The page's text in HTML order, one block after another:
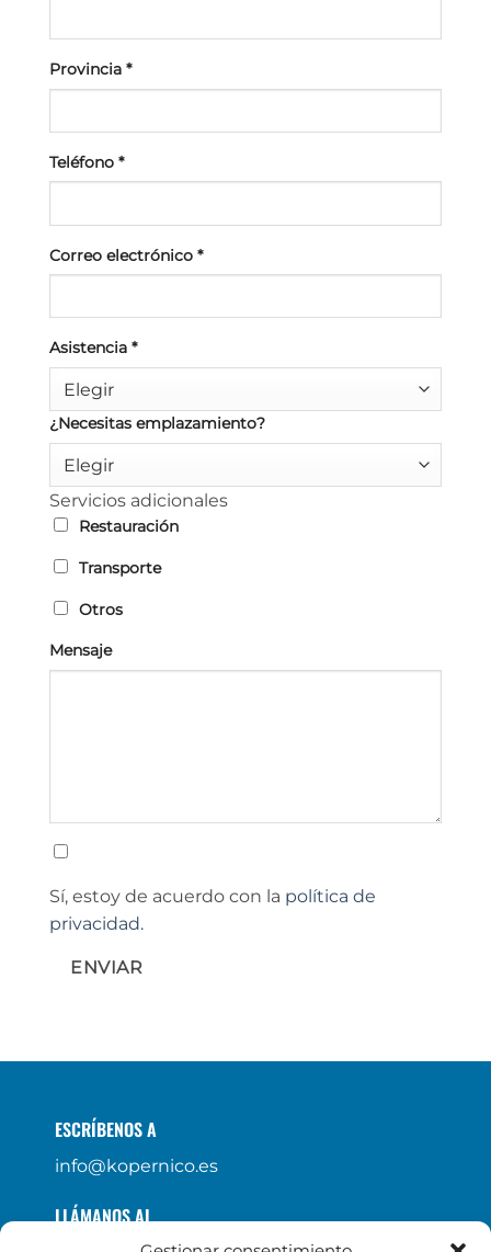
Provincia *
Teléfono *
Correo electrónico *
Asistencia *
Elegir
¿Necesitas emplazamiento?
Elegir
Servicios adicionales
Restauración
Transporte
Otros
Mensaje
Sí, estoy de acuerdo con la política de
privacidad.
ENVIAR
ESCRÍBENOS A
info@kopernico.es
LLÁMANOS AL